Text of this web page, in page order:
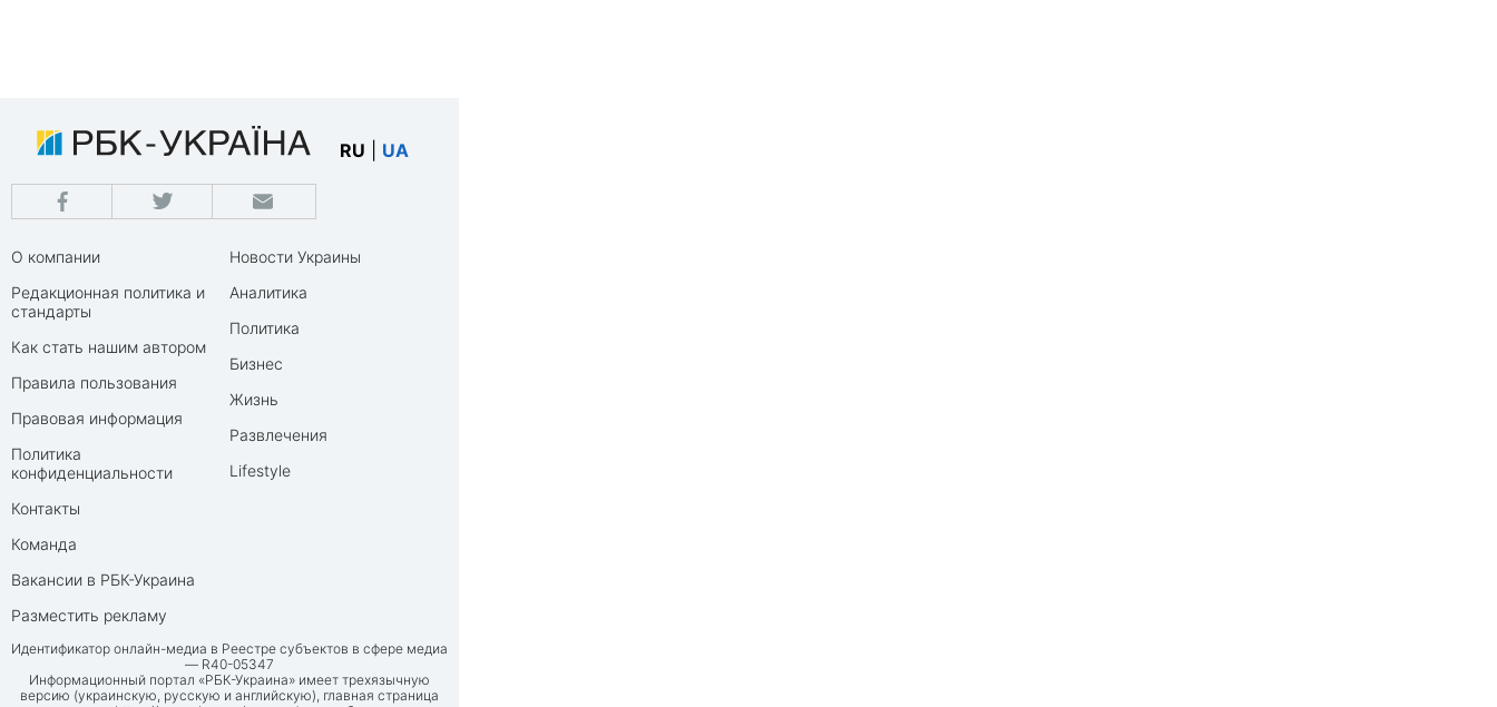
RU UA
О компании
Редакционная политика и
стандарты
Как стать нашим автором
Правила пользования
Правовая информация
Политика
конфиденциальности
Контакты
Команда
Вакансии в РБК-Украина
Разместить рекламу
Новости Украины
Аналитика
Политика
Бизнес
Жизнь
Развлечения
Lifestyle
Идентификатор онлайн-медиа в Реестре субъектов в сфере медиа
— R40-05347
Информационный портал «РБК-Украина» имеет трехязычную
версию (украинскую, русскую и английскую), главная страница